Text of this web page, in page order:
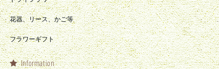
花器、リース、かご等
フラワーギフト
Information